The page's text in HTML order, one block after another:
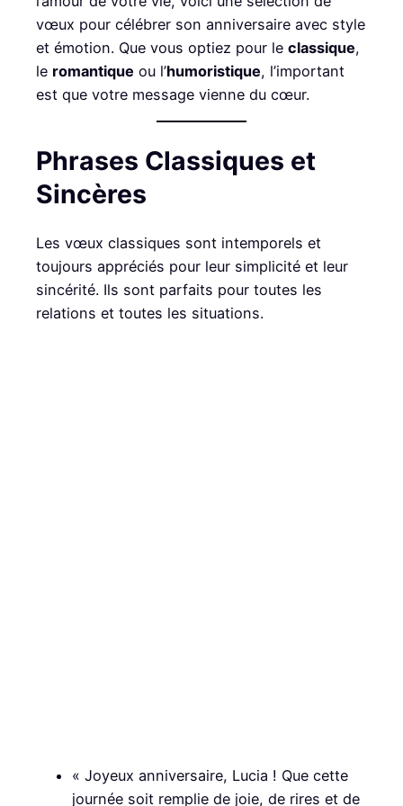
vœux pour célébrer son anniversaire avec style
et émotion. Que vous optiez pour le classique,
le romantique ou l’humoristique, l’important
est que votre message vienne du cœur.
Phrases Classiques et
Sincères
Les vœux classiques sont intemporels et
toujours appréciés pour leur simplicité et leur
sincérité. Ils sont parfaits pour toutes les
relations et toutes les situations.
« Joyeux anniversaire, Lucia ! Que cette
journée soit remplie de joie, de rires et de